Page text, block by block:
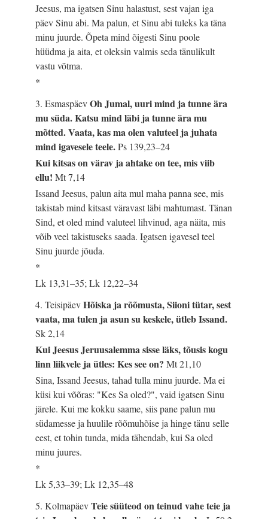
Jeesus, ma igatsen Sinu halastust, sest vajan iga
päev Sinu abi. Ma palun, et Sinu abi tuleks ka täna
minu juurde. Õpeta mind õigesti Sinu poole
hüüdma ja aita, et oleksin valmis seda tänulikult
vastu võtma.
*
3. EsmaspäevOh Jumal, uuri mind ja tunne ära
mu süda. Katsu mind läbi ja tunne ära mu
mõtted. Vaata, kas ma olen valuteel ja juhata
mind igavesele teele.Ps 139,23–24
Kui kitsas on värav ja ahtake on tee, mis viib
ellu!Mt 7,14
Issand Jeesus, palun aita mul maha panna see, mis
takistab mind kitsast väravast läbi mahtumast. Tänan
Sind, et oled mind valuteel lihvinud, aga näita, mis
võib veel takistuseks saada. Igatsen igavesel teel
Sinu juurde jõuda.
*
Lk 13,31–35; Lk 12,22–34
4. TeisipäevHõiska ja rõõmusta, Siioni tütar, sest
vaata, ma tulen ja asun su keskele, ütleb Issand.
Sk 2,14
Kui Jeesus Jeruusalemma sisse läks, tõusis kogu
linn liikvele ja ütles: Kes see on?Mt 21,10
Sina, Issand Jeesus, tahad tulla minu juurde. Ma ei
küsi kui võõras: "Kes Sa oled?", vaid igatsen Sinu
järele. Kui me kokku saame, siis pane palun mu
südamesse ja huulile rõõmuhõise ja hinge tänu selle
eest, et tohin tunda, mida tähendab, kui Sa oled
minu juures.
*
Lk 5,33–39; Lk 12,35–48
5. KolmapäevTeie süüteod on teinud vahe teie ja